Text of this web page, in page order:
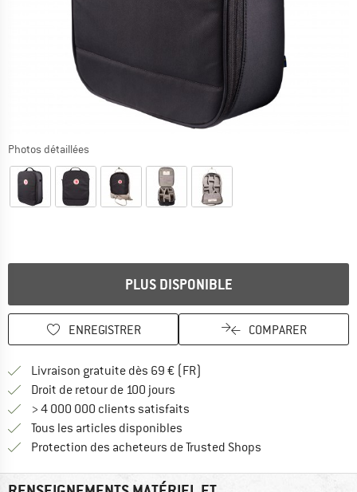
Photos détaillées
PLUS DISPONIBLE
ENREGISTRER COMPARER
Livraison gratuite dès 69 € (FR)
Droit de retour de 100 jours
> 4 000 000 clients satisfaits
Tous les articles disponibles
Protection des acheteurs de Trusted Shops